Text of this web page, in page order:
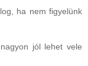
ha nem figyelünk
jól lehet vele